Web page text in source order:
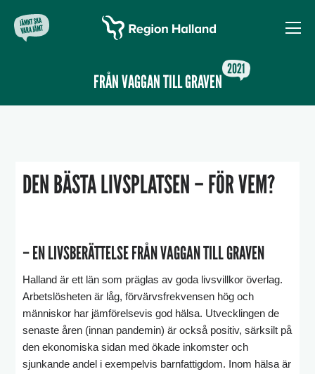
FRÅN VAGGAN TILL GRAVEN
DEN BÄSTA LIVSPLATSEN – FÖR VEM?
– EN LIVSBERÄTTELSE FRÅN VAGGAN TILL GRAVEN
Halland är ett län som präglas av goda livsvillkor överlag.
Arbetslösheten är låg, förvärvsfrekvensen hög och
människor har jämförelsevis god hälsa. Utvecklingen de
senaste åren (innan pandemin) är också positiv, särksilt på
den ekonomiska sidan med ökade inkomster och
sjunkande andel i exempelvis barnfattigdom. Inom hälsa är